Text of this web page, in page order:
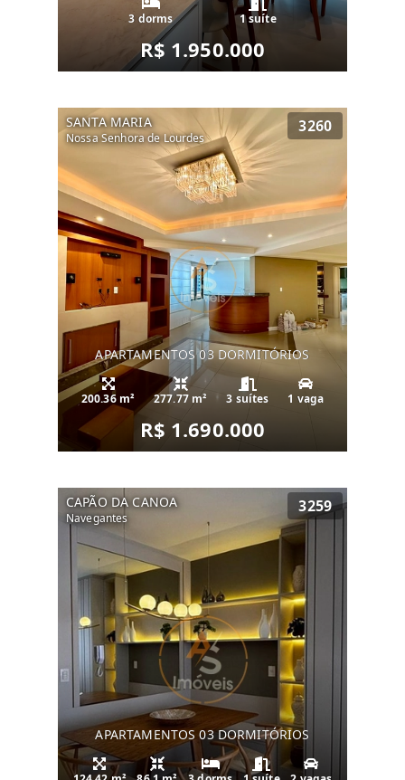
3 dorms 1 suíte
R$ 1.950.000
SANTA MARIA
Nossa Senhora de Lourdes
3260
APARTAMENTOS 03 DORMITÓRIOS
200.36 m² 277.77 m² 3 suítes 1 vaga
R$ 1.690.000
CAPÃO DA CANOA
Navegantes
3259
APARTAMENTOS 03 DORMITÓRIOS